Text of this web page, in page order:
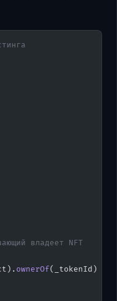
владеет NFT
ownerOf(_tokenId)